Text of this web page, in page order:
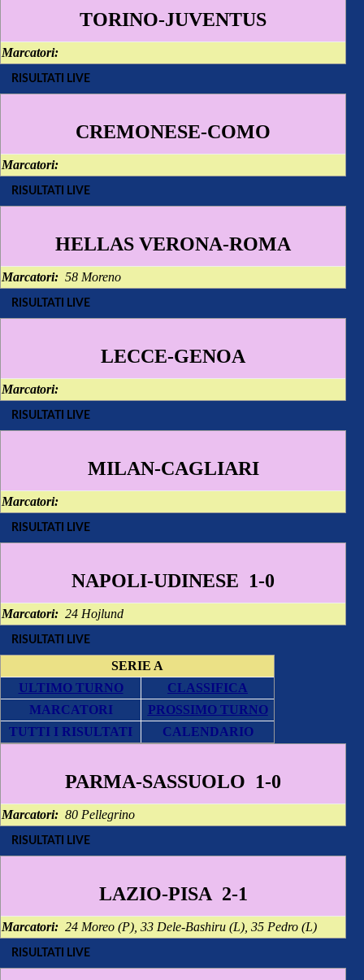
TORINO-JUVENTUS
Marcatori:
RISULTATI LIVE
CREMONESE-COMO
Marcatori:
RISULTATI LIVE
HELLAS VERONA-ROMA
Marcatori: 58 Moreno
RISULTATI LIVE
LECCE-GENOA
Marcatori:
RISULTATI LIVE
MILAN-CAGLIARI
Marcatori:
RISULTATI LIVE
NAPOLI-UDINESE 1-0
Marcatori: 24 Hojlund
RISULTATI LIVE
SERIE A
ULTIMO TURNO
CLASSIFICA
MARCATORI
PROSSIMO TURNO
TUTTI I RISULTATI
CALENDARIO
PARMA-SASSUOLO 1-0
Marcatori: 80 Pellegrino
RISULTATI LIVE
LAZIO-PISA 2-1
Marcatori: 24 Moreo (P), 33 Dele-Bashiru (L), 35 Pedro (L)
RISULTATI LIVE